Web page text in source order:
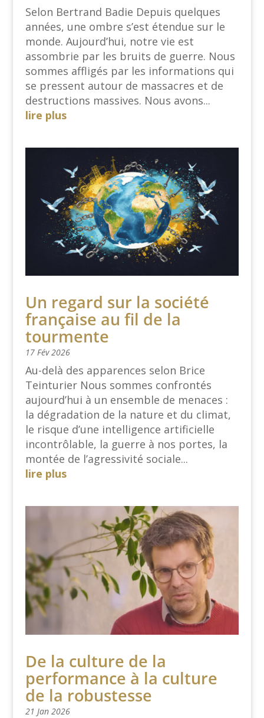
Selon Bertrand Badie Depuis quelques
années, une ombre s’est étendue sur le
monde. Aujourd’hui, notre vie est
assombrie par les bruits de guerre. Nous
sommes affligés par les informations qui
se pressent autour de massacres et de
destructions massives. Nous avons...
lire plus
Un regard sur la société
française au fil de la
tourmente
17 Fév 2026
Au-delà des apparences selon Brice
Teinturier Nous sommes confrontés
aujourd’hui à un ensemble de menaces :
la dégradation de la nature et du climat,
le risque d’une intelligence artificielle
incontrôlable, la guerre à nos portes, la
montée de l’agressivité sociale...
lire plus
De la culture de la
performance à la culture
de la robustesse
21 Jan 2026